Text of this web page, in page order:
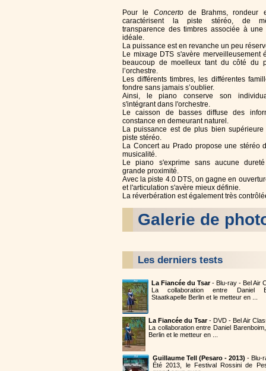
Pour le Concertode Brahms, rondeur
caractérisent la piste stéréo, de
transparence des timbres associée à une
idéale.
La puissance est en revanche un peu
Le mixage DTS s'avère merveilleusement
beaucoup de moelleux tant du côté du
l’orchestre.
Les différents timbres, les différentes
fondre sans jamais s’oublier.
Ainsi, le piano conserve son
s'intégrant dans l'orchestre.
Le caisson de basses diffuse des
constance en demeurant naturel.
La puissance est de plus bien
piste stéréo.
La Concert au Prado propose une stéréo
musicalité.
Le piano s'exprime sans aucune
grande proximité.
Avec la piste 4.0 DTS, on gagne en
et l'articulation s'avère mieux définie.
La réverbération est également très
Galerie de
Les derniers tests
La Fiancée du Tsar- Blu-ray - Bel Air
La collaboration entre Daniel
Staatkapelle Berlin et le metteur en ...
La Fiancée du Tsar- DVD - Bel Air
La collaboration entre Daniel
Berlin et le metteur en ...
Guillaume Tell (Pesaro - 2013) - Blu-
Été 2013, le Festival Rossini de